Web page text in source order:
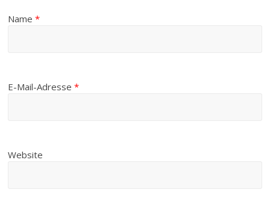
Name*
E-Mail-Adresse*
Website